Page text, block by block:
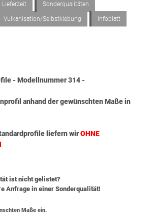
Lieferzeit Sonderqualitäten
Vulkanisation/Selbstklebung Infoblatt
- Modellnummer 314 -
anhand der gewünschten Maße in
liefern wirOHNE
ist nicht gelistet?
Anfrage in einer Sonderqualität!
Maße ein.